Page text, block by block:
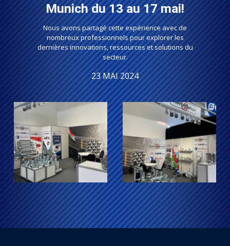
Munich du 13 au 17 mai!
Nous avons partagé cette expérience avec de
nombreux professionnels pour explorer les
dernières innovations, ressources et solutions du
secteur.
23 MAI 2024